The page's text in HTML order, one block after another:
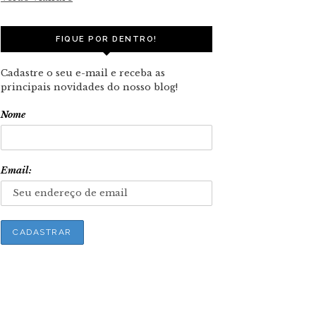
FIQUE POR DENTRO!
Cadastre o seu e-mail e receba as
principais novidades do nosso blog!
Nome
Email: